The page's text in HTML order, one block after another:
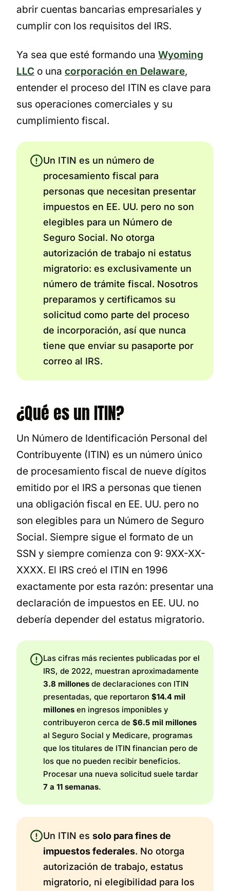
abrir cuentas bancarias empresariales y
cumplir con los requisitos del IRS.
Ya sea que esté formando una Wyoming
LLC o una corporación en Delaware,
entender el proceso del ITIN es clave para
sus operaciones comerciales y su
cumplimiento fiscal.
Un ITIN es un número de
procesamiento fiscal para
personas que necesitan presentar
impuestos en EE. UU. pero no son
elegibles para un Número de
Seguro Social. No otorga
autorización de trabajo ni estatus
migratorio: es exclusivamente un
número de trámite fiscal. Nosotros
preparamos y certificamos su
solicitud como parte del proceso
de incorporación, así que nunca
tiene que enviar su pasaporte por
correo al IRS.
¿Qué es un ITIN?
Un Número de Identificación Personal del
Contribuyente (ITIN) es un número único
de procesamiento fiscal de nueve dígitos
emitido por el IRS a personas que tienen
una obligación fiscal en EE. UU. pero no
son elegibles para un Número de Seguro
Social. Siempre sigue el formato de un
SSN y siempre comienza con 9: 9XX-XX-
XXXX. El IRS creó el ITIN en 1996
exactamente por esta razón: presentar una
declaración de impuestos en EE. UU. no
debería depender del estatus migratorio.
Las cifras más recientes publicadas por el
IRS, de 2022, muestran aproximadamente
3.8 millones de declaraciones con ITIN
presentadas, que reportaron $14.4 mil
millones en ingresos imponibles y
contribuyeron cerca de $6.5 mil millones
al Seguro Social y Medicare, programas
que los titulares de ITIN financian pero de
los que no pueden recibir beneficios.
Procesar una nueva solicitud suele tardar
7 a 11 semanas.
Un ITIN es solo para fines de
impuestos federales. No otorga
autorización de trabajo, estatus
migratorio, ni elegibilidad para los